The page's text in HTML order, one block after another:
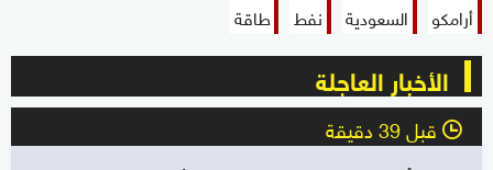
أرامكو السعودية نفط طاقة
الأخبار العاجلة
l قبل 39 دقيقة